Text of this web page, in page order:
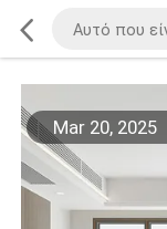
Mar 20, 2025